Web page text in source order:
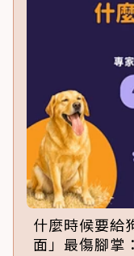
什麼時候要給
面」最傷腳掌